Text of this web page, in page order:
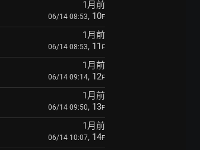
1月前
06/14 08:53, 10F
1月前
06/14 08:53, 11 F
1月前
06/14 09:14, 12F
1月前
06/14 09:50, 13F
1月前
06/14 10:07, 14F